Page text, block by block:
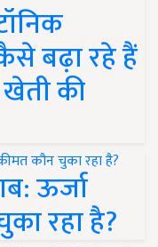
बढ़ा रहे हैं
की
ऊर्जा
रहा है?